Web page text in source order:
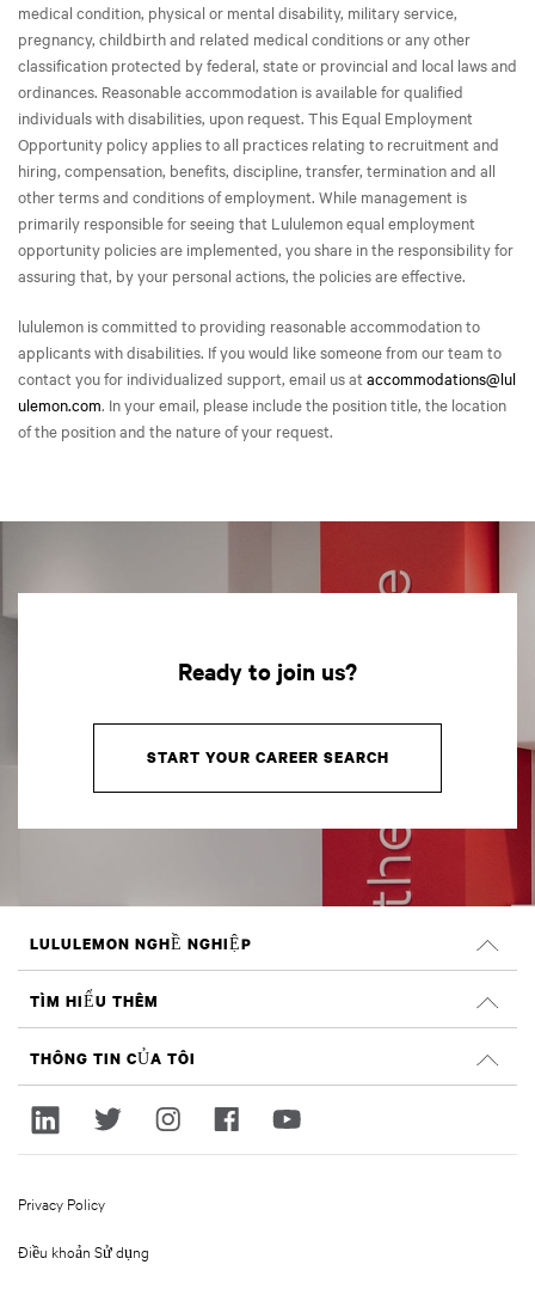
medical condition, physical or mental disability, military service,
pregnancy, childbirth and related medical conditions or any other
classification protected by federal, state or provincial and local laws and
ordinances. Reasonable accommodation is available for qualified
individuals with disabilities, upon request. This Equal Employment
Opportunity policy applies to all practices relating to recruitment and
hiring, compensation, benefits, discipline, transfer, termination and all
other terms and conditions of employment. While management is
primarily responsible for seeing that Lululemon equal employment
opportunity policies are implemented, you share in the responsibility for
assuring that, by your personal actions, the policies are effective.
lululemon is committed to providing reasonable accommodation to
applicants with disabilities. If you would like someone from our team to
contact you for individualized support, email us at accommodations@lul
ulemon.com. In your email, please include the position title, the location
of the position and the nature of your request.
Ready to join us?
START YOUR CAREER SEARCH
LULULEMON NGHỀ NGHIỆP
Nghề nghiệp
TÌM VIỆC LÀM
TÌM HIỂU THÊM
Đánh giá trên Glassdoor
Tính bền vững và tác động xã hội
lululemon.com
THÔNG TIN CỦA TÔI
Đăng nhập
Privacy Policy
Điều khoản Sử dụng